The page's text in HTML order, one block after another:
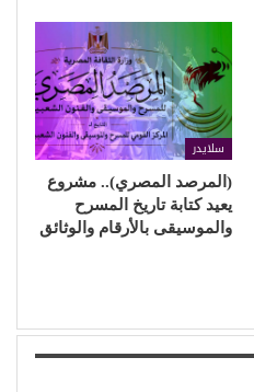
سلايدر
(المرصد المصري).. مشروع
يعيد كتابة تاريخ المسرح
والموسيقى بالأرقام والوثائق